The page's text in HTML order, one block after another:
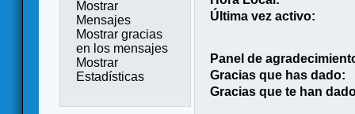
Mostrar
Mensajes
Mostrar gracias
en los mensajes
Mostrar
Estadísticas
Última vez activo:
Panel de
Gracias que has dado:
Gracias que te han